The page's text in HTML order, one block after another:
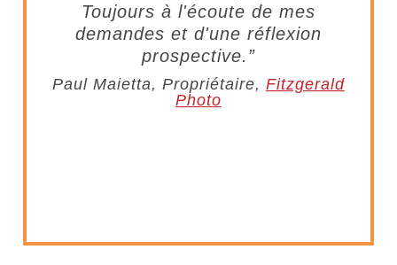
Toujours à l'écoute de mes
demandes et d'une réflexion
prospective.”
Paul Maietta, Propriétaire, Fitzgerald
Photo